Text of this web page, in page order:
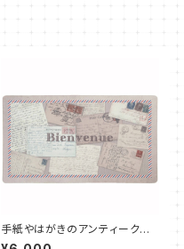
手紙やはがきのアンティークス
タイル玄関マット